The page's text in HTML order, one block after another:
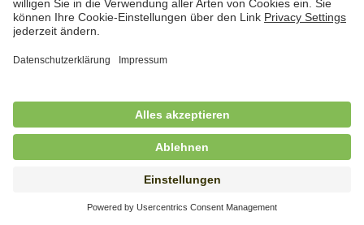
Hauswirtschaftskraft (m/w/d)
in Teilzeit (mind. 20 - max. 30 Std./.Wo.), SOS-
Hauswirtschaftskraft (m/w/d)
in unbefristeter Anstellung, Teilzeit (20 Std./Wo.), SOS-
Kinderdorf Dortmund, Hagen